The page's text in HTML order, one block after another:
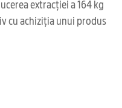
extracției a 164 kg
cu achiziția unui produs